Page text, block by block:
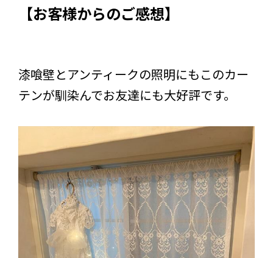
【お客様からのご感想】
漆喰壁とアンティークの照明にもこのカー
テンが馴染んでお友達にも大好評です。